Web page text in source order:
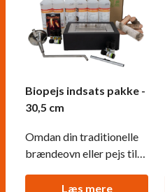
Biopejs indsats pakke -
30,5 cm
Omdan din traditionelle
brændeovn eller pejs til
med detteLæs mere